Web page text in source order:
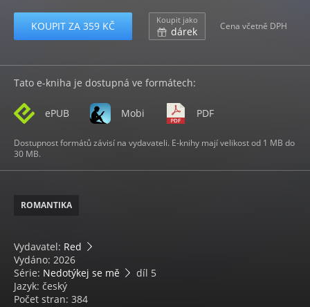
KOUPIT ZA 359 KČ Koupit jako
dárek Cena včetně DPH
Tato e-kniha je dostupná ve formátech:
ePUB Mobi PDF
Dostupnost formátů závisí na vydavateli. E-knihy mají velikost od 1 MB do
30 MB.
ROMANTIKA
Vydavatel: Red
Vydáno: 2026
Série: Nedotýkej se mě
díl 5
Jazyk: český
Počet stran: 384